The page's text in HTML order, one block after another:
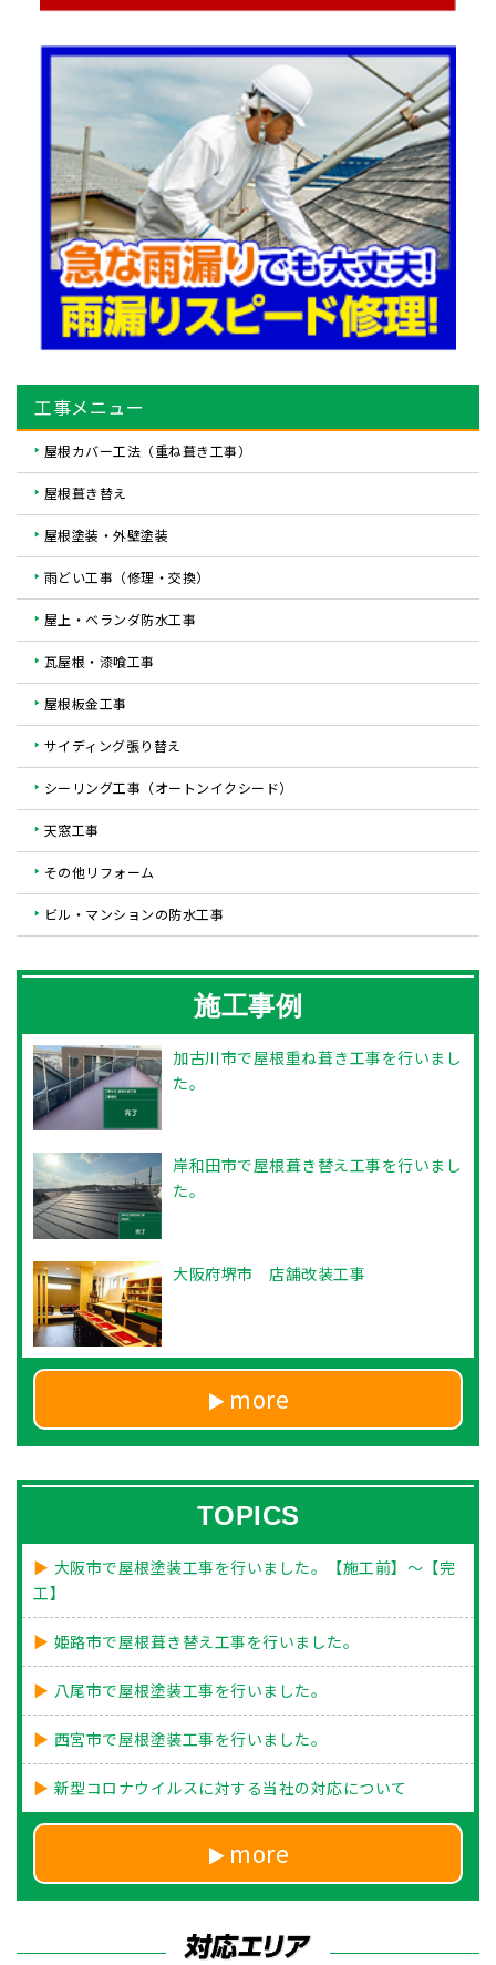
工事メニュー
屋根カバー工法（重ね葺き工事）
屋根葺き替え
屋根塗装・外壁塗装
雨どい工事（修理・交換）
屋上・ベランダ防水工事
瓦屋根・漆喰工事
屋根板金工事
サイディング張り替え
シーリング工事（オートンイクシード）
天窓工事
その他リフォーム
ビル・マンションの防水工事
施工事例
加古川市で屋根重ね葺き工事を行いまし
た。
岸和田市で屋根葺き替え工事を行いまし
た。
大阪府堺市 店舗改装工事
more
TOPICS
大阪市で屋根塗装工事を行いました。【施工前】～【完
工】
姫路市で屋根葺き替え工事を行いました。
八尾市で屋根塗装工事を行いました。
西宮市で屋根塗装工事を行いました。
新型コロナウイルスに対する当社の対応について
more